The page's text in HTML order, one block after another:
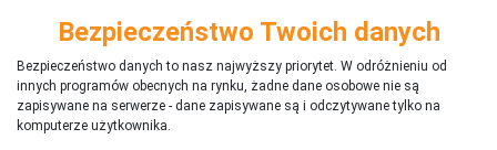
Bezpieczeństwo Twoich danych
Bezpieczeństwo danych to nasz najwyższy priorytet. W odróżnieniu od
innych programów obecnych na rynku, żadne dane osobowe nie są
zapisywane na serwerze - dane zapisywane są i odczytywane tylko na
komputerze użytkownika.